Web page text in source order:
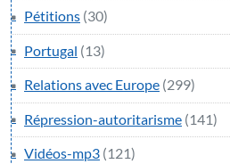
Pétitions (30)
Portugal (13)
Relations avec Europe (299)
Répression-autoritarisme (141)
Vidéos-mp3 (121)